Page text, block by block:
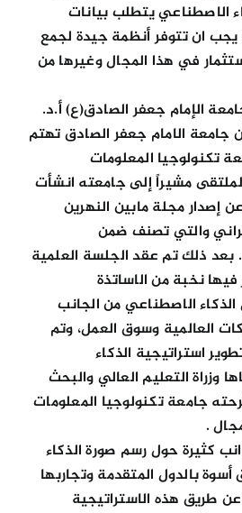
الاصطناعي يتطلب بيانات
ان تتوفر أنظمة جيدة لجمع
في هذا المجال وغيرها من
الإمام جعفر الصادق(ع) أ.د.
جامعة الامام جعفر الصادق تهتم
تكنولوجيا المعلومات
مشيراً إلى جامعته انشأت
إصدار مجلة مابين النهرين
والتي تصنف ضمن
ذلك تم عقد الجلسة العلمية
نخبة من الاساتذة
الاصطناعي من الجانب
العالمية وسوق العمل، وتم
استراتيجية الذكاء
وزراة التعليم العالي والبحث
جامعة تكنولوجيا المعلومات
.
كثيرة حول رسم صورة الذكاء
بالدول المتقدمة وتجاربها
طريق هذه الاستراتيجية